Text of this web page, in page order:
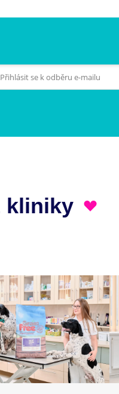
kliniky